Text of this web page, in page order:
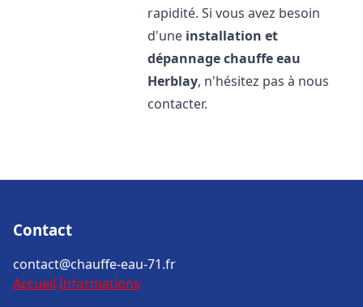
rapidité. Si vous avez besoin
d'une installation et
dépannage chauffe eau
Herblay, n'hésitez pas à nous
contacter.
Contact
contact@chauffe-eau-71.fr
Accueil Informations